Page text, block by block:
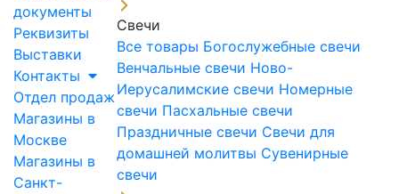
документы
Реквизиты
Выставки
Контакты
Отдел продаж
Магазины в
Москве
Магазины в
Санкт-
Свечи
Все товары Богослужебные свечи
Венчальные свечи Ново-
Иерусалимские свечи Номерные
свечи Пасхальные свечи
Праздничные свечи Свечи для
домашней молитвы Сувенирные
свечи